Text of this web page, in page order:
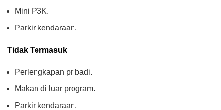
Mini P3K.
Parkir kendaraan.
Tidak Termasuk
Perlengkapan pribadi.
Makan di luar program.
Parkir kendaraan.